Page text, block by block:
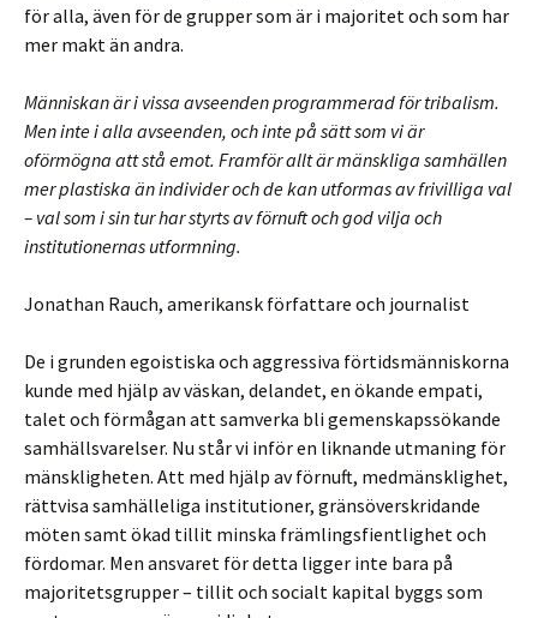
för alla, även för de grupper som är i majoritet och som har
mer makt än andra.
Människan är i vissa avseenden programmerad för tribalism.
Men inte i alla avseenden, och inte på sätt som vi är
oförmögna att stå emot. Framför allt är mänskliga samhällen
mer plastiska än individer och de kan utformas av frivilliga val
– val som i sin tur har styrts av förnuft och god vilja och
institutionernas utformning.
Jonathan Rauch, amerikansk författare och journalist
De i grunden egoistiska och aggressiva förtidsmänniskorna
kunde med hjälp av väskan, delandet, en ökande empati,
talet och förmågan att samverka bli gemenskapssökande
samhällsvarelser. Nu står vi inför en liknande utmaning för
mänskligheten. Att med hjälp av förnuft, medmänsklighet,
rättvisa samhälleliga institutioner, gränsöverskridande
möten samt ökad tillit minska främlingsfientlighet och
fördomar. Men ansvaret för detta ligger inte bara på
majoritetsgrupper – tillit och socialt kapital byggs som